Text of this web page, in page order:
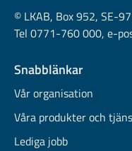
© LKAB, Box 952, SE-
Tel 0771-760 000, e-
Snabblänkar
Vår organisation
Våra produkter och
Lediga jobb